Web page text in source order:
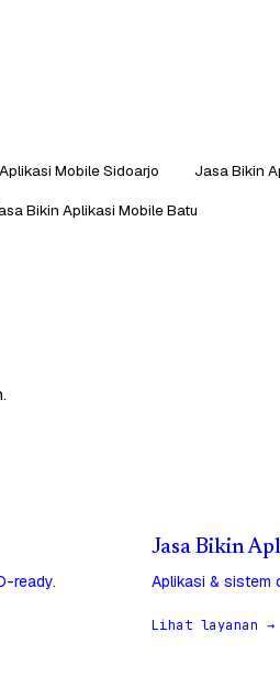
Mobile Sidoarjo Jasa Bikin
Bikin Aplikasi Mobile Batu
ready.
Jasa Bikin
Aplikasi & sistem
Lihat layanan →